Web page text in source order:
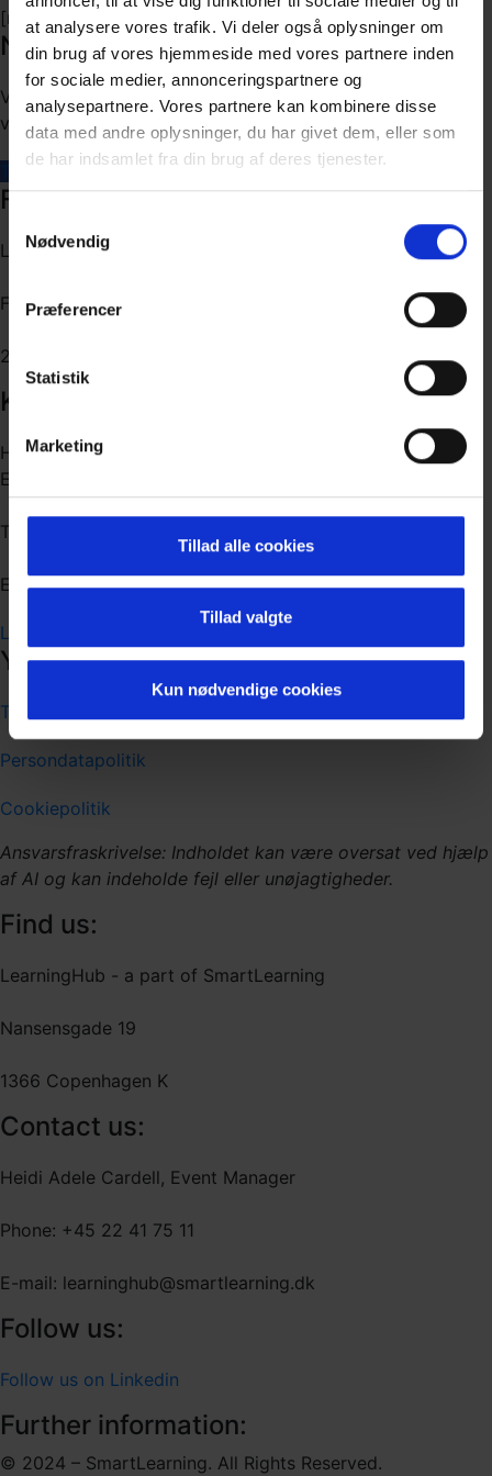
at analysere vores trafik. Vi deler også oplysninger om
din brug af vores hjemmeside med vores partnere inden
for sociale medier, annonceringspartnere og
analysepartnere. Vores partnere kan kombinere disse
data med andre oplysninger, du har givet dem, eller som
de har indsamlet fra din brug af deres tjenester.
Nødvendig
Præferencer
Statistik
Marketing
Tillad alle cookies
Tillad valgte
Kun nødvendige cookies
[mc4wp_form id="161"]
Nyhedsbrev
Vil du vide, hvad LearningHub arbejder på? Tilmeld dig
vores nyhedsbrev for at holde dig opdateret!
Tilmeld
Find os
LearningHub - en del af SmartLearning
Frederikkevej 8-10
2900 Hellerup
Kontakt os
Heidi Adele Cardell
Event manager
Telefon: +45 22 41 75 11
E-mail: learninghub@smartlearning.dk
Linkedin
Yderligere information
Tilgængelighedserklæring
Persondatapolitik
Cookiepolitik
Ansvarsfraskrivelse: Indholdet kan være oversat ved hjælp
af AI og kan indeholde fejl eller unøjagtigheder.
Find us:
LearningHub - a part of SmartLearning
Nansensgade 19
1366 Copenhagen K
Contact us:
Heidi Adele Cardell, Event Manager
Phone: +45 22 41 75 11
E-mail: learninghub@smartlearning.dk
Follow us:
Follow us on Linkedin
Further information:
© 2024 – SmartLearning. All Rights Reserved.